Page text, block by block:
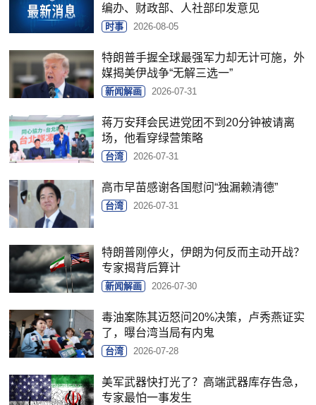
编办、财政部、人社部印发意见
时事 2026-08-05
特朗普手握全球最强军力却无计可施，外
媒揭美伊战争“无解三选一”
新闻解画 2026-07-31
蒋万安拜会民进党团不到20分钟被请离
场，他看穿绿营策略
台湾 2026-07-31
高市早苗感谢各国慰问“独漏赖清德”
台湾 2026-07-31
特朗普刚停火，伊朗为何反而主动开战？
专家揭背后算计
新闻解画 2026-07-30
毒油案陈其迈怒问20%决策，卢秀燕证实
了，曝台湾当局有内鬼
台湾 2026-07-28
美军武器快打光了？高端武器库存告急，
专家最怕一事发生